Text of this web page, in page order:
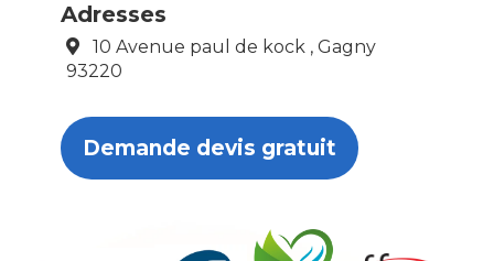
Adresses
10 Avenue paul de kock , Gagny
93220
Demande devis gratuit